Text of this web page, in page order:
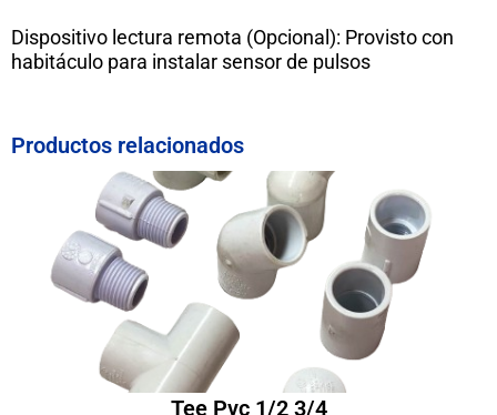
Dispositivo lectura remota (Opcional): Provisto con
habitáculo para instalar sensor de pulsos
Productos relacionados
Tee Pvc 1/2 3/4